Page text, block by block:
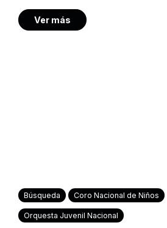
Ver más
Búsqueda Coro Nacional de Niños
Orquesta Juvenil Nacional